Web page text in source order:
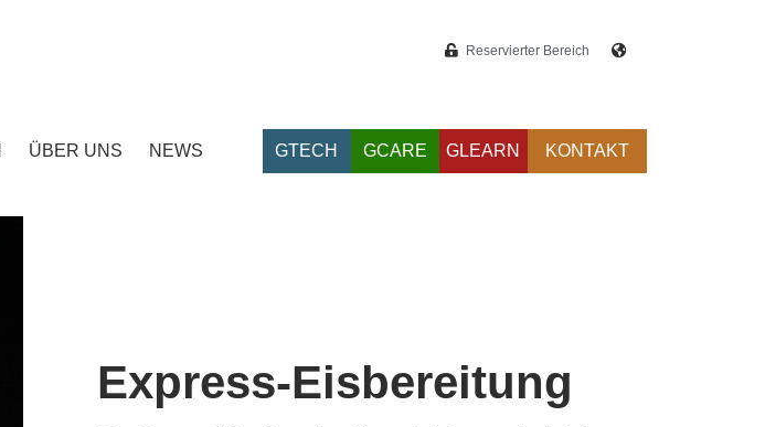
Reservierter Bereich
ÜBER UNS NEWS GTECH GCARE GLEARN KONTAKT
Express-Eisbereitung